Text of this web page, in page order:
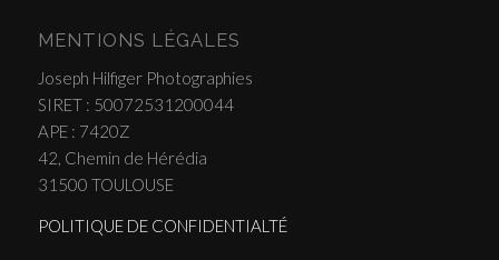
MENTIONS LÉGALES
Joseph Hilfiger Photographies
SIRET : 50072531200044
APE : 7420Z
42, Chemin de Hérédia
31500 TOULOUSE
POLITIQUE DE CONFIDENTIALTÉ